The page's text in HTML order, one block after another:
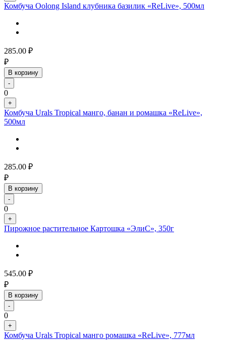
Комбуча Oolong Island клубника базилик «ReLive», 500мл
285.00 ₽
₽
В корзину
-
0
+
Комбуча Urals Tropical манго, банан и ромашка «ReLive»,
500мл
285.00 ₽
₽
В корзину
-
0
+
Пирожное растительное Картошка «ЭлиС», 350г
545.00 ₽
₽
В корзину
-
0
+
Комбуча Urals Tropical манго ромашка «ReLive», 777мл